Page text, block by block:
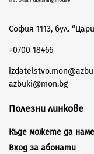
София 1113, бул.
+0700 18466
azbuki@mon.bg
Полезни линкове
Къде можете да
Вход за абонати